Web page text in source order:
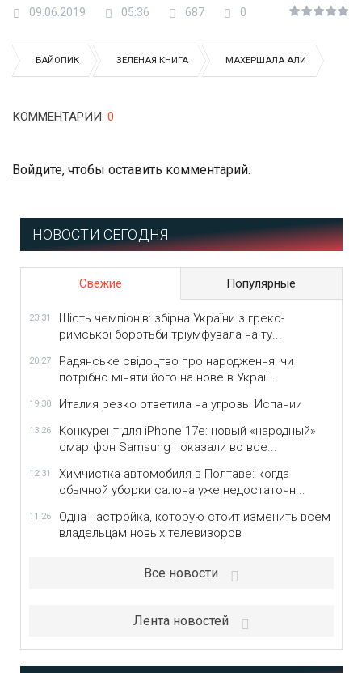
09.06.2019 05:36 687 0
БАЙОПИК ЗЕЛЕНАЯ КНИГА МАХЕРШАЛА АЛИ
КОММЕНТАРИИ: 0
Войдите, чтобы оставить комментарий.
НОВОСТИ СЕГОДНЯ
Свежие Популярные
23:31
Шість чемпіонів: збірна України з греко-
римської боротьби тріумфувала на ту...
20:27
Радянське свідоцтво про народження: чи
потрібно міняти його на нове в Украї...
19:30 Италия резко ответила на угрозы Испании
13:26
Конкурент для iPhone 17e: новый «народный»
смартфон Samsung показали во все...
12:31
Химчистка автомобиля в Полтаве: когда
обычной уборки салона уже недостаточн...
11:26
Одна настройка, которую стоит изменить всем
владельцам новых телевизоров
Все новости
Лента новостей